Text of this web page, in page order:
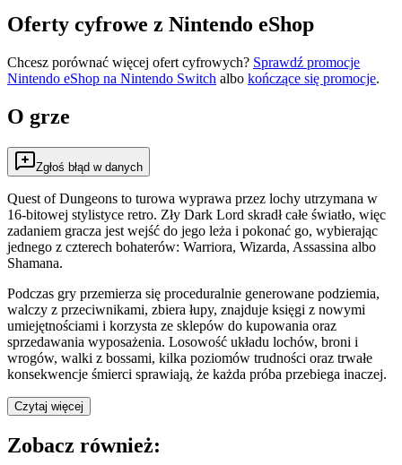
Oferty cyfrowe z Nintendo eShop
Chcesz porównać więcej ofert cyfrowych? Sprawdź promocje
Nintendo eShop na Nintendo Switch albo kończące się promocje.
O grze
Zgłoś błąd w danych
Quest of Dungeons to turowa wyprawa przez lochy utrzymana w
16-bitowej stylistyce retro. Zły Dark Lord skradł całe światło, więc
zadaniem gracza jest wejść do jego leża i pokonać go, wybierając
jednego z czterech bohaterów: Warriora, Wizarda, Assassina albo
Shamana.
Podczas gry przemierza się proceduralnie generowane podziemia,
walczy z przeciwnikami, zbiera łupy, znajduje księgi z nowymi
umiejętnościami i korzysta ze sklepów do kupowania oraz
sprzedawania wyposażenia. Losowość układu lochów, broni i
wrogów, walki z bossami, kilka poziomów trudności oraz trwałe
konsekwencje śmierci sprawiają, że każda próba przebiega inaczej.
Czytaj więcej
Zobacz również: